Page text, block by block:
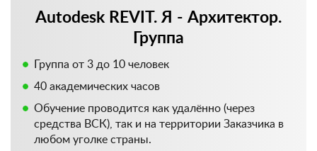
Autodesk REVIT. Я - Архитектор.
Группа
Группа от 3 до 10 человек
40 академических часов
Обучение проводится как удалённо (через
средства ВСК), так и на территории Заказчика в
любом уголке страны.